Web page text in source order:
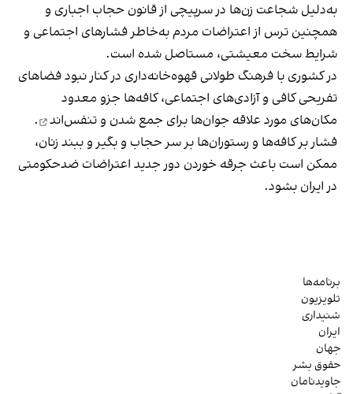
به‌دلیل شجاعت زن‌ها در سرپیچی از قانون حجاب اجباری و
همچنین ترس از اعتراضات مردم به‌خاطر فشارهای اجتماعی و
شرایط سخت معیشتی، مستاصل شده است.
در کشوری با فرهنگ طولانی قهوه‌‌خانه‌داری در کنار نبود فضاهای
تفریحی کافی و آزادی‌های اجتماعی، کافه‌ها جزو معدود
مکان‌های مورد علاقه جوان‌ها برای جمع شدن و تنفس‌اند
.
فشار بر کافه‌ها و رستوران‌ها بر سر حجاب و بگیر و ببند زنان،
ممکن است باعث جرقه خوردن دور جدید اعتراضات ضدحکومتی
در ایران بشود.
برنامه‌ها
تلویزیون
شنیداری
ایران
جهان
حقوق بشر
جاویدنامان